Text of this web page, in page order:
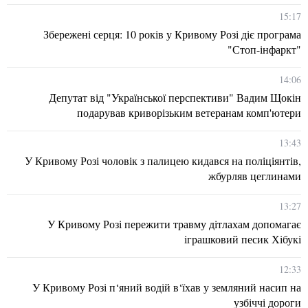
15:17
Збережені серця: 10 років у Кривому Розі діє програма
"Стоп-інфаркт"
14:06
Депутат від "Української перспективи" Вадим Щокін
подарував криворізьким ветеранам комп'ютери
13:43
У Кривому Розі чоловік з палицею кидався на поліціянтів,
жбурляв цеглинами
13:27
У Кривому Розі пережити травму дітлахам допомагає
іграшковий песик Хібукі
12:33
У Кривому Розі п‘яний водій в‘їхав у земляний насип на
узбіччі дороги